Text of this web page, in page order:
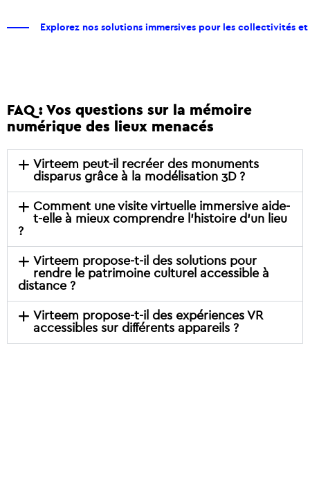
Explorez nos solutions immersives pour les collectivités
FAQ : Vos questions sur la mémoire
numérique des lieux menacés
Virteem peut-il recréer des monuments
disparus grâce à la modélisation 3D ?
Comment une visite virtuelle immersive aide-
t-elle à mieux comprendre l’histoire d’un lieu
?
Virteem propose-t-il des solutions pour
rendre le patrimoine culturel accessible à
distance ?
Virteem propose-t-il des expériences VR
accessibles sur différents appareils ?